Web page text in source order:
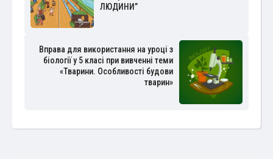
ЛЮДИНИ”
Вправа для використання на уроці з
біології у 5 класі при вивченні теми
«Тварини. Особливості будови
тварин»